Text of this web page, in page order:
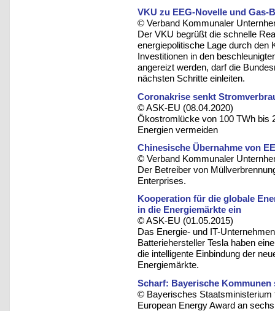
VKU zu EEG-Novelle und
© Verband Kommunaler
Der VKU begrüßt die schnelle
energiepolitische Lage durch den
Investitionen in den
angereizt werden, darf die
nächsten Schritte einleiten.
Coronakrise senkt
© ASK-EU (08.04.2020)
Ökostromlücke von 100 TWh bis
Energien vermeiden
Chinesische Übernahme von
© Verband Kommunaler
Der Betreiber von
Enterprises.
Kooperation für die globale
in die Energiemärkte ein
© ASK-EU (01.05.2015)
Das Energie- und IT-
Batteriehersteller Tesla haben
die intelligente Einbindung der
Energiemärkte.
Scharf: Bayerische
© Bayerisches Staatsministerium
European Energy Award an